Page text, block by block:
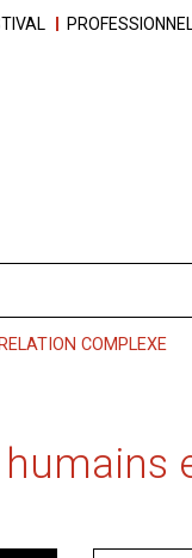
COMPLEXE